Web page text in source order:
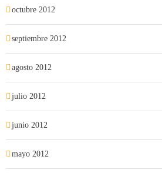
octubre 2012
septiembre 2012
agosto 2012
julio 2012
junio 2012
mayo 2012